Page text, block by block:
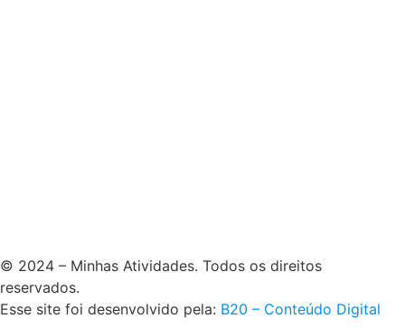
© 2024 – Minhas Atividades. Todos os direitos
reservados.
Esse site foi desenvolvido pela: B20 – Conteúdo Digital